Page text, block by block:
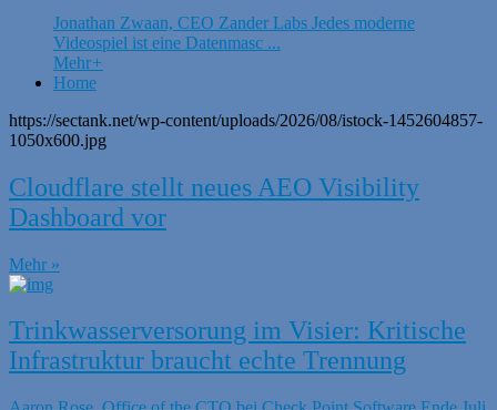
Jonathan Zwaan, CEO Zander Labs Jedes moderne
Videospiel ist eine Datenmasc ...
Mehr+
Home
https://sectank.net/wp-content/uploads/2026/08/istock-1452604857-
1050x600.jpg
Cloudflare stellt neues AEO Visibility
Dashboard vor
Mehr »
Trinkwasserversorung im Visier: Kritische
Infrastruktur braucht echte Trennung